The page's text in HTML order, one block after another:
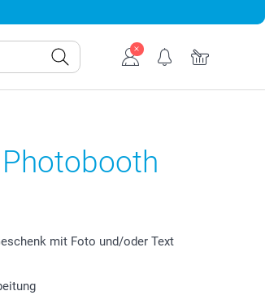
mit Foto und/oder Text